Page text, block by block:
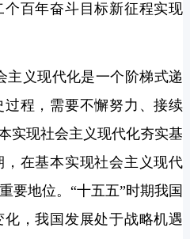
百年奋斗目标新征程实现
义现代化是一个阶梯式递
程，需要不懈努力、接续
实现社会主义现代化夯实基
在基本实现社会主义现代
要地位。“十五五”时期我国
，我国发展处于战略机遇